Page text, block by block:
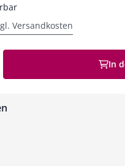
Versandkosten
In